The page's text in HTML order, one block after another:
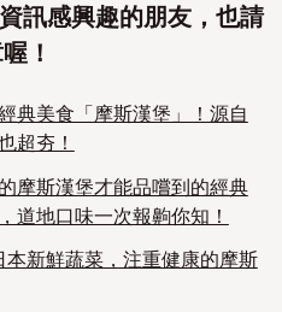
訊感興趣的朋友，也請
！
典美食「摩斯漢堡」！源自
超夯！
摩斯漢堡才能品嚐到的經典
道地口味一次報齁你知！
本新鮮蔬菜，注重健康的摩斯